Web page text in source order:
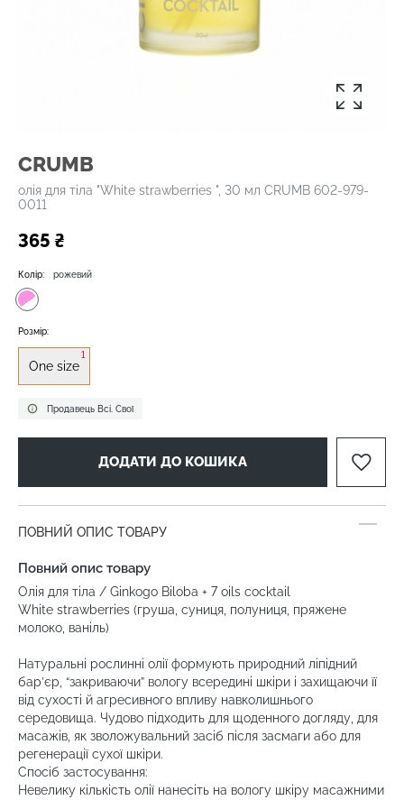
CRUMB
олія для тіла "White strawberries ", 30 мл CRUMB 602-979-
0011
365 ₴
Продавець Всі. Свої
Колір: рожевий
Розмір:
One size
1
ДОДАТИ ДО КОШИКА
ПОВНИЙ ОПИС ТОВАРУ
Повний опис товару
Олія для тіла / Ginkogo Biloba + 7 oils cocktail
White strawberries (груша, суниця, полуниця, пряжене
молоко, ваніль)
Натуральні рослинні олії формують природний ліпідний
бар’єр, “закриваючи” вологу всередині шкіри і захищаючи її
від сухості й агресивного впливу навколишнього
середовища. Чудово підходить для щоденного догляду, для
масажів, як зволожувальний засіб після засмаги або для
регенерації сухої шкіри.
Спосіб застосування:
Невелику кількість олії нанесіть на вологу шкіру масажними